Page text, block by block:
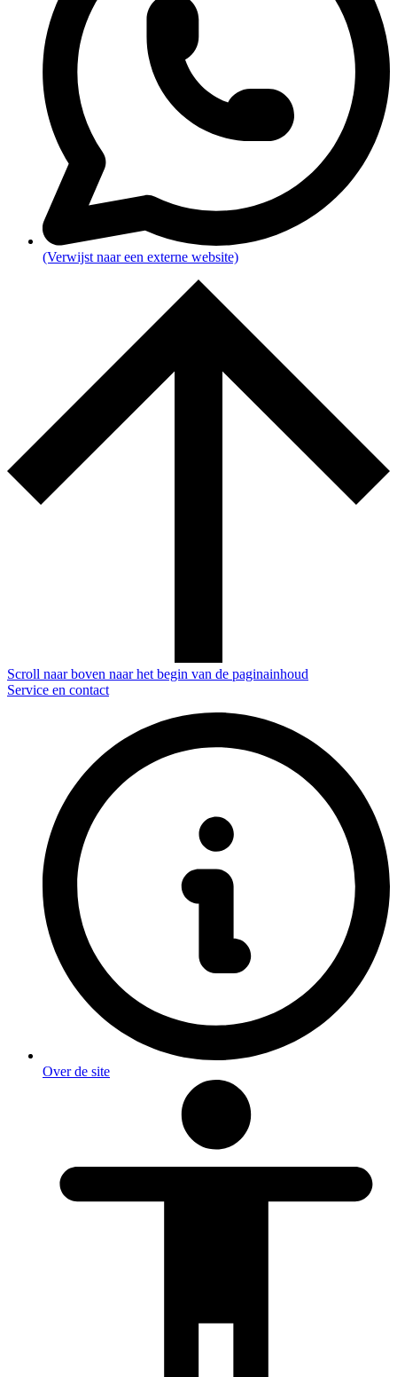
(Verwijst naar een externe website)
Scroll naar boven naar het begin van de paginainhoud
Service en contact
Over de site